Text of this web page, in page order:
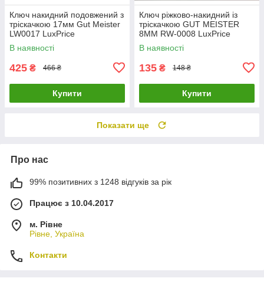
Ключ накидний подовжений з
тріскачкою 17мм Gut Meister
LW0017 LuxPrice
В наявності
425 ₴ 466 ₴
Купити
Ключ ріжково-накидний із
тріскачкою GUT MEISTER
8MM RW-0008 LuxPrice
В наявності
135 ₴ 148 ₴
Купити
Показати ще
Про нас
99% позитивних з 1248 відгуків за рік
Працює з 10.04.2017
м. Рівне
Рівне, Україна
Контакти